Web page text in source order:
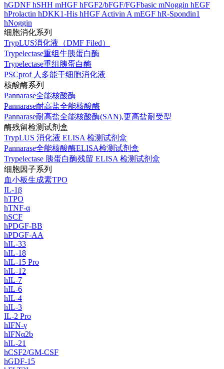
hGDNF hSHH mHGF hFGF2/bFGF/FGFbasic mNoggin hEGF
hProlactin hDKK1-His hHGF Activin A mEGF hR-Spondin1
hNoggin
细胞消化系列
TrypLUS消化液（DMF Filed）
Trypelectase重组牛胰蛋白酶
Trypelectase重组胰蛋白酶
PSCprof 人多能干细胞消化液
核酸酶系列
Pannarase全能核酸酶
Pannarase耐高盐全能核酸酶
Pannarase耐高盐全能核酸酶(SAN),更高盐耐受型
酶残留检测试剂盒
TrypLUS 消化液 ELISA 检测试剂盒
Pannarase全能核酸酶ELISA检测试剂盒
Trypelectase 胰蛋白酶残留 ELISA 检测试剂盒
细胞因子系列
血小板生成素TPO
IL-1β
hTPO
hTNF-α
hSCF
hPDGF-BB
hPDGF-AA
hIL-33
hIL-18
hIL-15 Pro
hIL-12
hIL-7
hIL-6
hIL-4
hIL-3
IL-2 Pro
hIFN-γ
hIFNα2b
hIL-21
hCSF2/GM-CSF
hGDF-15